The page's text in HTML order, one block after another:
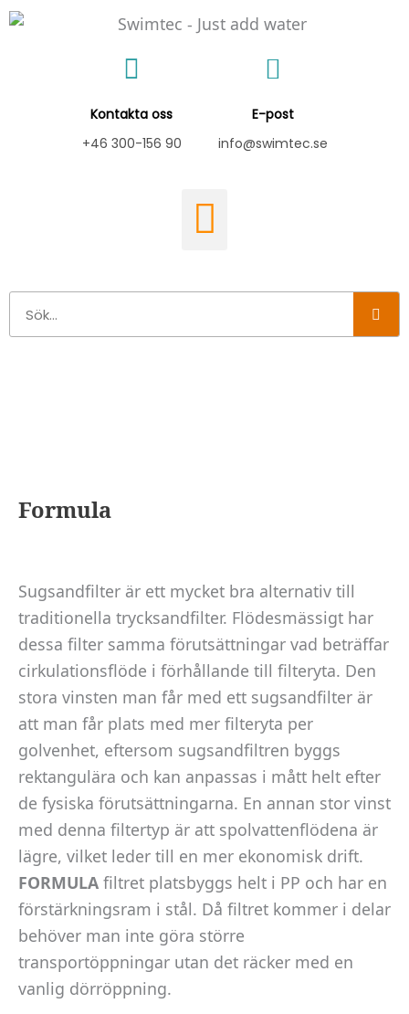
Hoppa
Kontakta oss
+46 300-156 90
E-post
info@swimtec.se
Formula
Sugsandfilter är ett mycket bra alternativ till
traditionella trycksandfilter. Flödesmässigt har
dessa filter samma förutsättningar vad beträffar
cirkulationsflöde i förhållande till filteryta. Den
stora vinsten man får med ett sugsandfilter är
att man får plats med mer filteryta per
golvenhet, eftersom sugsandfiltren byggs
rektangulära och kan anpassas i mått helt efter
de fysiska förutsättningarna. En annan stor vinst
med denna filtertyp är att spolvattenflödena är
lägre, vilket leder till en mer ekonomisk drift.
FORMULA filtret platsbyggs helt i PP och har en
förstärkningsram i stål. Då filtret kommer i delar
behöver man inte göra större
transportöppningar utan det räcker med en
vanlig dörröppning.